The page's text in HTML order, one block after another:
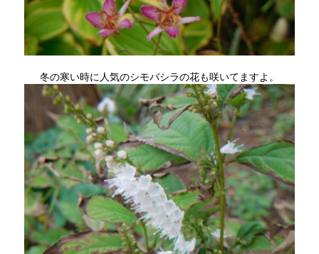
冬の寒い時に人気のシモバシラの花も咲いてますよ。